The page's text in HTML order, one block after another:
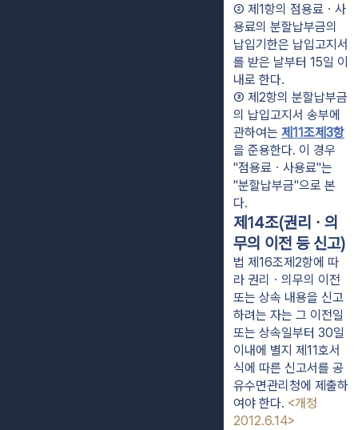
② 제1항의 점용료ㆍ사
용료의 분할납부금의
납입기한은 납입고지서
를 받은 날부터 15일 이
내로 한다.
③ 제2항의 분할납부금
의 납입고지서 송부에
관하여는 제11조제3항
을 준용한다. 이 경우
"점용료ㆍ사용료"는
"분할납부금"으로 본
다.
제14조(권리ㆍ의
무의 이전 등 신고)
법 제16조제2항에 따
라 권리ㆍ의무의 이전
또는 상속 내용을 신고
하려는 자는 그 이전일
또는 상속일부터 30일
이내에 별지 제11호서
식에 따른 신고서를 공
유수면관리청에 제출하
여야 한다. <개정
2012.6.14>